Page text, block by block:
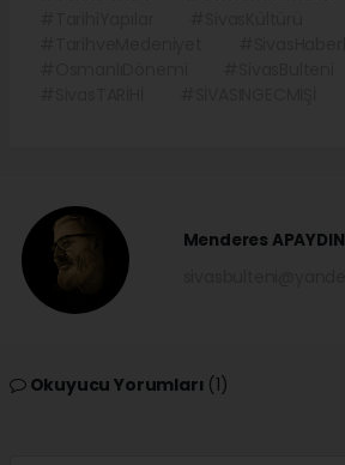
Menderes APAYDIN
Okuyucu Yorumları (1)